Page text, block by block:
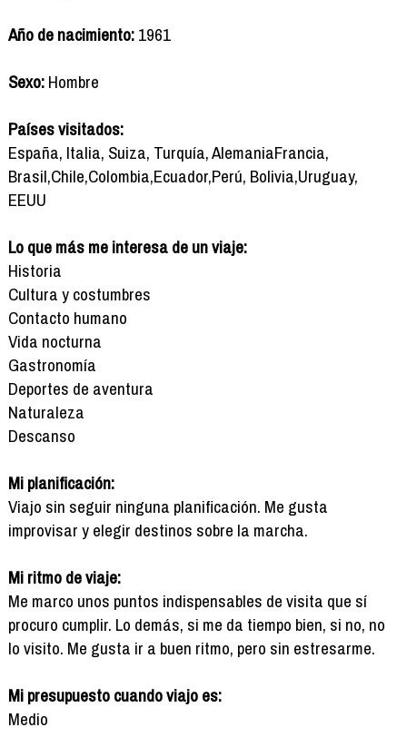
Año de nacimiento:1961
Sexo:Hombre
Países visitados:
España, Italia, Suiza, Turquía, AlemaniaFrancia,
Brasil,Chile,Colombia,Ecuador,Perú, Bolivia,Uruguay,
EEUU
Lo que más me interesa de un viaje:
Historia
Cultura y costumbres
Contacto humano
Vida nocturna
Gastronomía
Deportes de aventura
Naturaleza
Descanso
Mi planificación:
Viajo sin seguir ninguna planificación. Me gusta
improvisar y elegir destinos sobre la marcha.
Mi ritmo de viaje:
Me marco unos puntos indispensables de visita que sí
procuro cumplir. Lo demás, si me da tiempo bien, si no, no
lo visito. Me gusta ir a buen ritmo, pero sin estresarme.
Mi presupuesto cuando viajo es:
Medio